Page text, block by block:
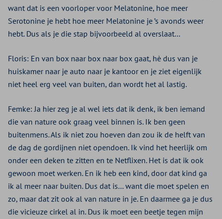
want dat is een voorloper voor Melatonine, hoe meer
Serotonine je hebt hoe meer Melatonine je ’s avonds weer
hebt. Dus als je die stap bijvoorbeeld al overslaat…
Floris: En van box naar box naar box gaat, hè dus van je
huiskamer naar je auto naar je kantoor en je ziet eigenlijk
niet heel erg veel van buiten, dan wordt het al lastig.
Femke: Ja hier zeg je al wel iets dat ik denk, ik ben iemand
die van nature ook graag veel binnen is. Ik ben geen
buitenmens. Als ik niet zou hoeven dan zou ik de helft van
de dag de gordijnen niet opendoen. Ik vind het heerlijk om
onder een deken te zitten en te Netflixen. Het is dat ik ook
gewoon moet werken. En ik heb een kind, door dat kind ga
ik al meer naar buiten. Dus dat is… want die moet spelen en
zo, maar dat zit ook al van nature in je. En daarmee ga je dus
die vicieuze cirkel al in. Dus ik moet een beetje tegen mijn